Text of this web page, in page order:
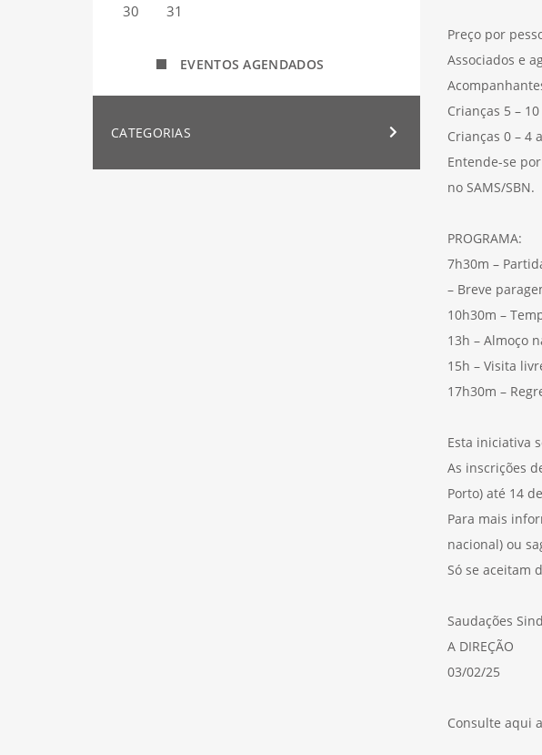
30
31
EVENTOS AGENDADOS
CATEGORIAS
Preço por
Associados e
Crianças 5 –
Crianças 0 – 4
Entende-se
no SAMS/SBN.
PROGRAMA:
7h30m –
– Breve
10h30m –
13h – Almoço
15h – Visita
17h30m –
Esta iniciativa
As inscrições
Porto) até 14
Para mais
nacional) ou
Só se aceitam
Saudações
A DIREÇÃO
03/02/25
Consulte aqui a